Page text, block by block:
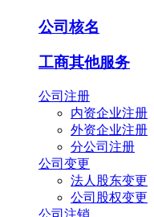
公司核名
工商其他服务
公司注册
内资企业注册
外资企业注册
分公司注册
公司变更
法人股东变更
公司股权变更
公司注销